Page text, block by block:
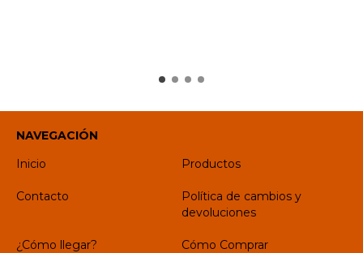
NAVEGACIÓN
Inicio
Productos
Contacto
Política de cambios y
devoluciones
¿Cómo llegar? Cómo Comprar